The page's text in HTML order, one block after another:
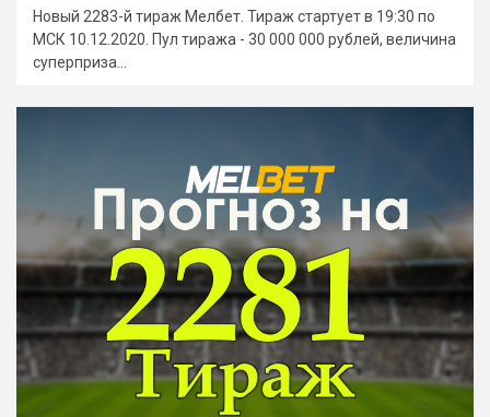
Новый 2283-й тираж Мелбет. Тираж стартует в 19:30 по
МСК 10.12.2020. Пул тиража - 30 000 000 рублей, величина
суперприза...